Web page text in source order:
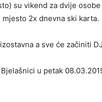
su vikend za dvije
2x dnevna ski karta.
a sve će začiniti
u petak